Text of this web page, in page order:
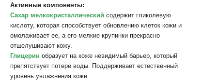
Активные компоненты:
Сахар мелкокристаллический содержит гликолевую
кислоту, которая способствует обновлению клеток кожи и
омолаживает ее, а его мелкие крупинки прекрасно
отшелушивают кожу.
Глицерин образует на коже невидимый барьер, который
препятствует потере воды. Поддерживает естественный
уровень увлажнения кожи.